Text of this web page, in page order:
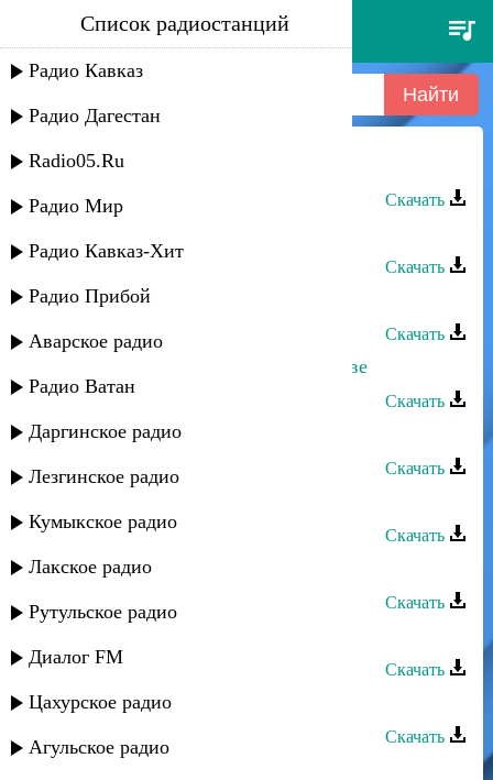
даку гаджиев - марьяна
Список радиостанций
Радио Кавказ
Радио Дагестан
Radio05.Ru
Радио Мир
Радио Кавказ-Хит
Радио Прибой
Аварское радио
Радио Ватан
Даргинское радио
Лезгинское радио
Кумыкское радио
Лакское радио
Рутульское радио
Диалог FM
Цахурское радио
Агульское радио
Даку Гаджиев - Марьяна
Скачать
Скачать
Даку Гаджиев - Незнакомка
Скачать
Даку Гаджиев - Заработки в Ростове
Скачать
Даку Гаджиев - Преданная любовь
Скачать
Скачать
Даку Гаджиев - Алжанат
Скачать
Скачать
Даку Гаджиев - Настали времена
Скачать